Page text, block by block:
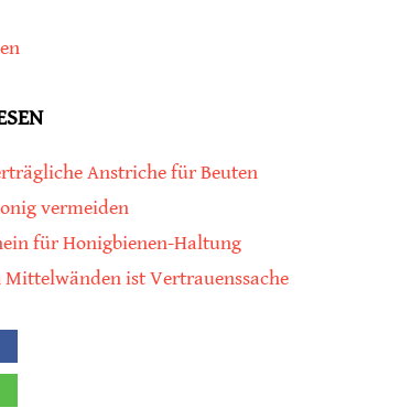
Anstriche für Beuten
vermeiden
für Honigbienen-Haltung
Mittelwänden ist Vertrauenssache